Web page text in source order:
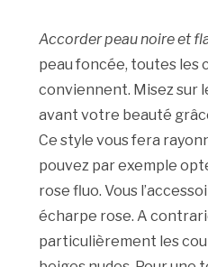
Accorder peau noire et
peau foncée, toutes les
conviennent. Misez sur
avant votre beauté
Ce style vous fera
pouvez par exemple
rose fluo. Vous
écharpe rose. A
particulièrement les